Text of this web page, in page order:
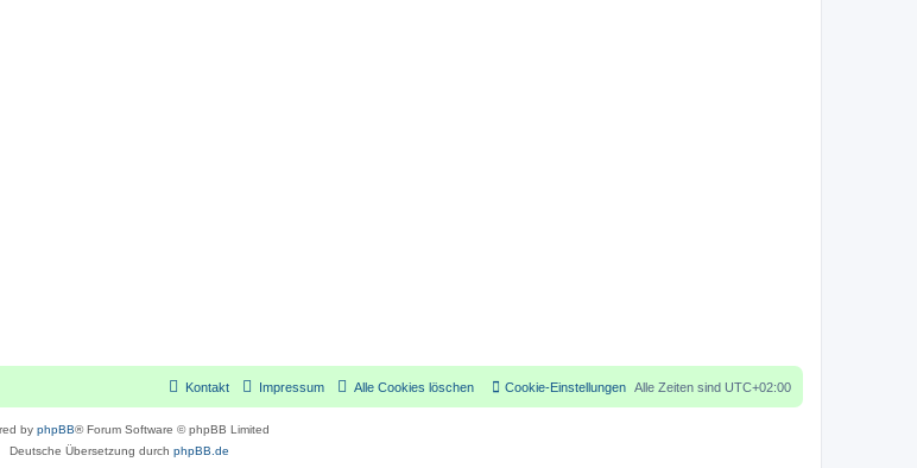
Alle Zeiten sind UTC+02:00
Cookie-Einstellungen
Alle Cookies löschen
Impressum
Kontakt
by phpBB® Forum Software © phpBB Limited
Deutsche Übersetzung durch phpBB.de